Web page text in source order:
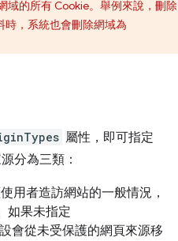
域的所有 Cookie。舉例來說，刪除
時，系統也會刪除網域為
屬性，即可指定
分為三類：
用者造訪網站的一般情況，
如果未指定
設會從未受保護的網頁來源移